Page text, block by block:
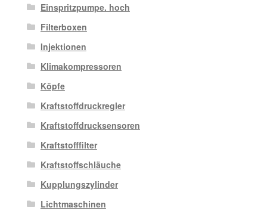
Einspritzpumpe. hoch
Filterboxen
Injektionen
Klimakompressoren
Köpfe
Kraftstoffdruckregler
Kraftstoffdrucksensoren
Kraftstofffilter
Kraftstoffschläuche
Kupplungszylinder
Lichtmaschinen